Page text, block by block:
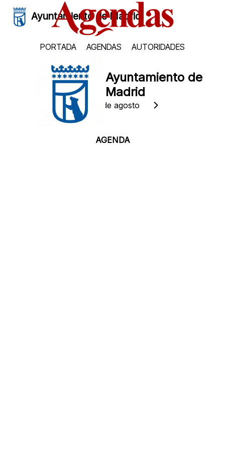
Ayuntamiento de Madrid
PORTADA AGENDAS AUTORIDADES
Ayuntamiento de
Madrid
AGENDA
Viernes, 7 de agosto